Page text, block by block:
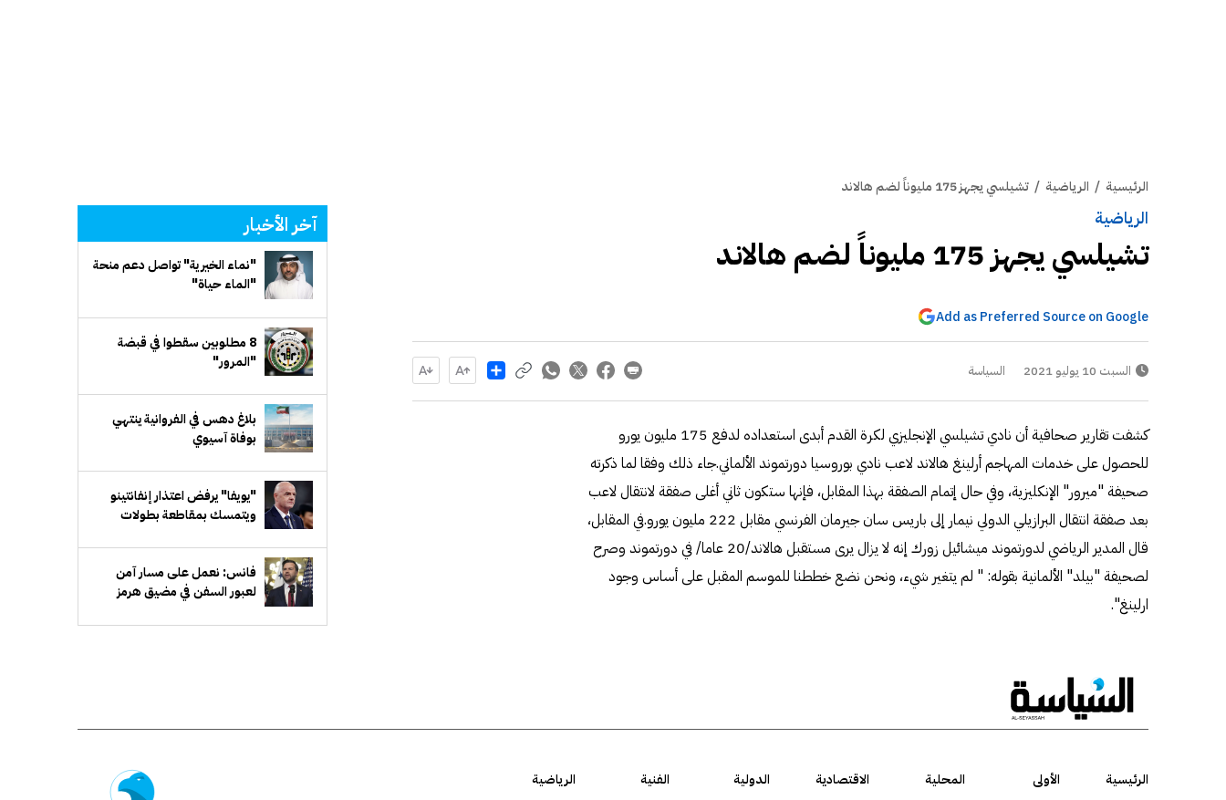
الرئيسية / الرياضية / تشيلسي يجهز 175 مليوناً لضم هالاند
الرياضية
تشيلسي يجهز 175 مليوناً لضم هالاند
Add as Preferred Source on Google
السبت 10 يوليو 2021 السياسة Share
كشفت تقارير صحافية أن نادي تشيلسي الإنجليزي لكرة القدم أبدى استعداده لدفع 175 مليون يورو
للحصول على خدمات المهاجم أرلينغ هالاند لاعب نادي بوروسيا دورتموند الألماني.جاء ذلك وفقا لما ذكرته
صحيفة "ميرور" الإنكليزية، وفي حال إتمام الصفقة بهذا المقابل، فإنها ستكون ثاني أغلى صفقة لانتقال لاعب
بعد صفقة انتقال البرازيلي الدولي نيمار إلى باريس سان جيرمان الفرنسي مقابل 222 مليون يورو.في المقابل،
قال المدير الرياضي لدورتموند ميشائيل زورك إنه لا يزال يرى مستقبل هالاند/‏20 عاما/‏ في دورتموند وصرح
لصحيفة "بيلد" الألمانية بقوله: " لم يتغير شيء، ونحن نضع خططنا للموسم المقبل على أساس وجود
ارلينغ".
آخر الأخبار
"نماء الخيرية" تواصل دعم منحة
"الماء حياة"
8 مطلوبين سقطوا في قبضة
"المرور"
بلاغ دهس في الفروانية ينتهي
بوفاة آسيوي
"يويفا" يرفض اعتذار إنفانتينو
ويتمسك بمقاطعة بطولات
فانس: نعمل على مسار آمن
لعبور السفن في مضيق هرمز
الرئيسية الأولى المحلية الاقتصادية الدولية الفنية
الرياضية